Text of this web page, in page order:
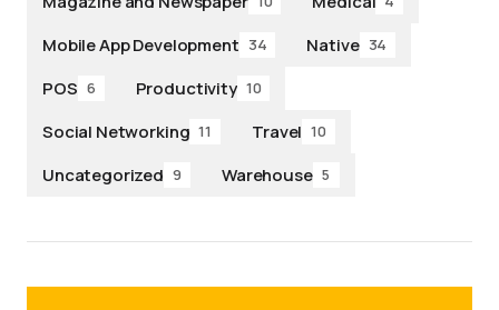
Mobile App Development 34 Native 34
POS 6 Productivity 10
Social Networking 11 Travel 10
Uncategorized 9 Warehouse 5